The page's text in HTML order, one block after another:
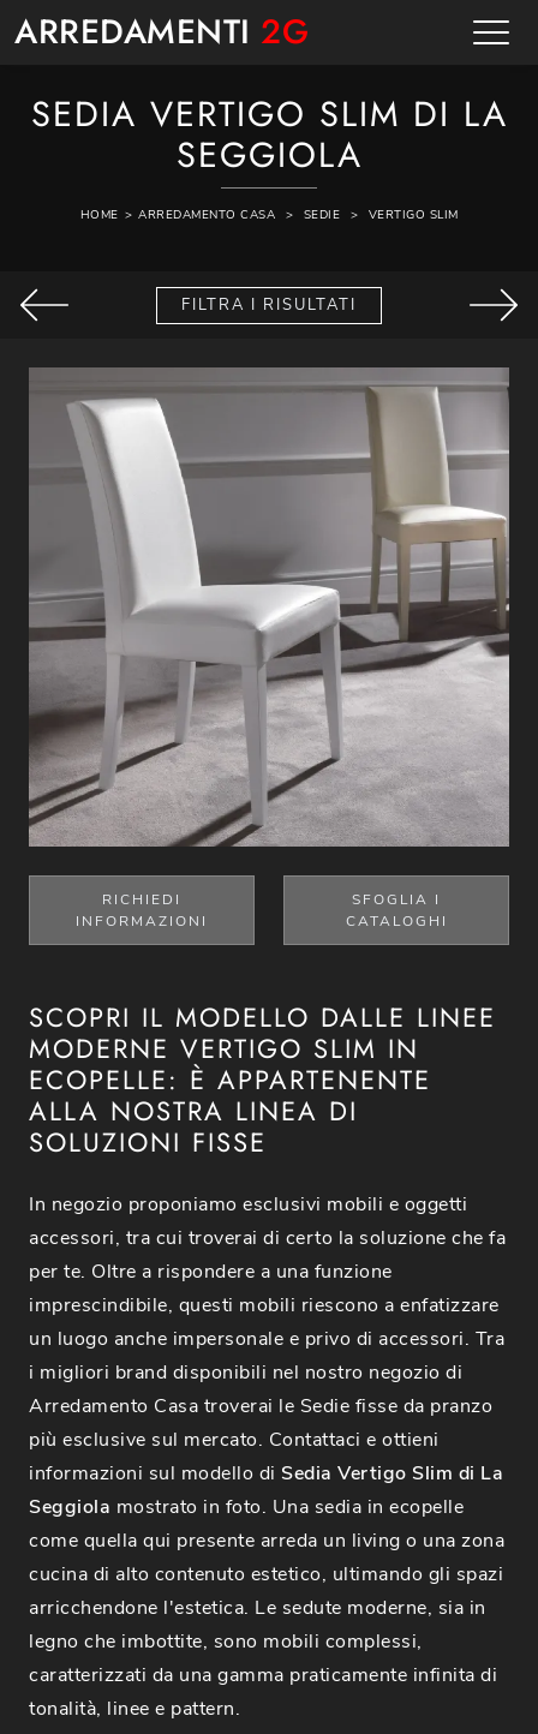
ARREDAMENTI 2G
SEDIA VERTIGO SLIM DI LA
SEGGIOLA
HOME > ARREDAMENTO CASA > SEDIE > VERTIGO SLIM
FILTRA I RISULTATI
RICHIEDI
INFORMAZIONI
SFOGLIA I
CATALOGHI
SCOPRI IL MODELLO DALLE LINEE
MODERNE VERTIGO SLIM IN
ECOPELLE: È APPARTENENTE
ALLA NOSTRA LINEA DI
SOLUZIONI FISSE
In negozio proponiamo esclusivi mobili e oggetti
accessori, tra cui troverai di certo la soluzione che fa
per te. Oltre a rispondere a una funzione
imprescindibile, questi mobili riescono a enfatizzare
un luogo anche impersonale e privo di accessori. Tra
i migliori brand disponibili nel nostro negozio di
Arredamento Casa troverai le Sedie fisse da pranzo
più esclusive sul mercato. Contattaci e ottieni
informazioni sul modello di Sedia Vertigo Slim di La
Seggiola mostrato in foto. Una sedia in ecopelle
come quella qui presente arreda un living o una zona
cucina di alto contenuto estetico, ultimando gli spazi
arricchendone l'estetica. Le sedute moderne, sia in
legno che imbottite, sono mobili complessi,
caratterizzati da una gamma praticamente infinita di
tonalità, linee e pattern.